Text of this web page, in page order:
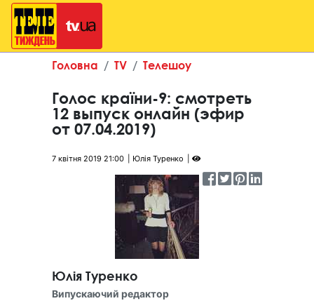
Головна TV Телешоу
Голос країни-9: смотреть
12 выпуск онлайн (эфир
от 07.04.2019)
7 квітня 2019 21:00 Юлія Туренко
Юлія Туренко
Випускаючий редактор